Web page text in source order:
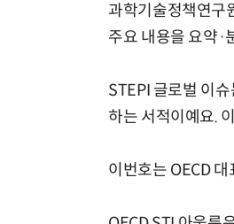
과학기술정책연구
주요 내용을 요약·
STEPI 글로벌 이
하는 서적이예요.
이번호는 OECD